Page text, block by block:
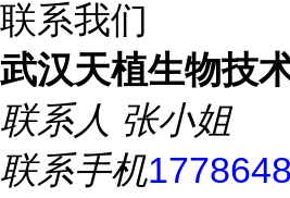
联系我们
武汉天植生物技
联系人 张小姐
联系手机